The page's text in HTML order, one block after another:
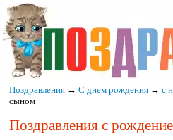
Поздравления →С днем рождения →с
сыном
Поздравления с